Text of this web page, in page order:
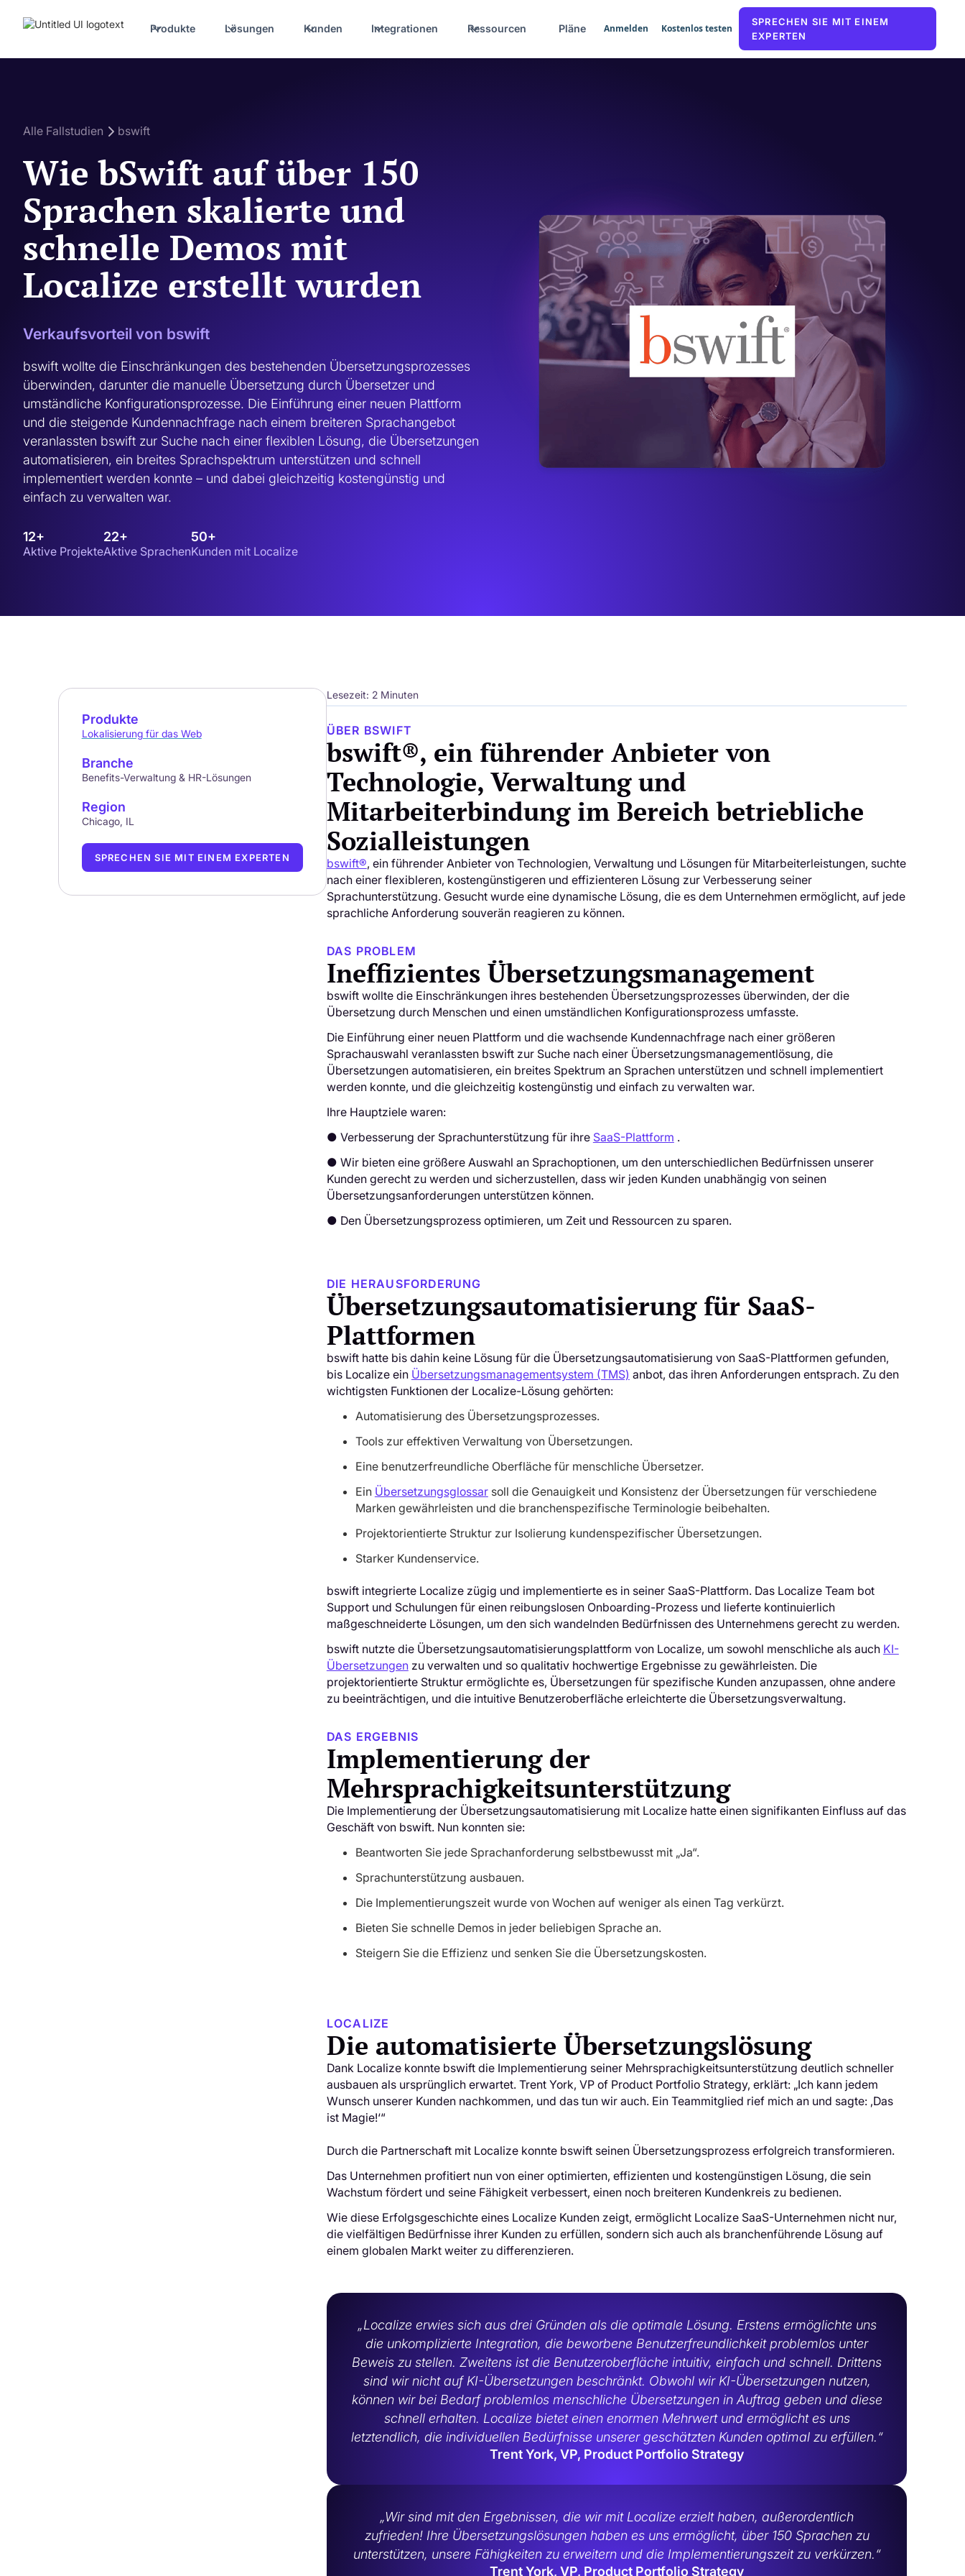
Produkte Lösungen Kunden Integrationen Ressourcen Pläne Anmelden Kostenlos testen
SPRECHEN SIE MIT EINEM
EXPERTEN
Alle Fallstudien bswift
Wie bSwift auf über 150
Sprachen skalierte und
schnelle Demos mit
Localize erstellt wurden
Verkaufsvorteil von bswift
bswift wollte die Einschränkungen des bestehenden Übersetzungsprozesses
überwinden, darunter die manuelle Übersetzung durch Übersetzer und
umständliche Konfigurationsprozesse. Die Einführung einer neuen Plattform
und die steigende Kundennachfrage nach einem breiteren Sprachangebot
veranlassten bswift zur Suche nach einer flexiblen Lösung, die Übersetzungen
automatisieren, ein breites Sprachspektrum unterstützen und schnell
implementiert werden konnte – und dabei gleichzeitig kostengünstig und
einfach zu verwalten war.
12+
Aktive Projekte
22+
Aktive Sprachen
50+
Kunden mit Localize
Produkte
Lokalisierung für das Web
Branche
Benefits-Verwaltung & HR-Lösungen
Region
Chicago, IL
SPRECHEN SIE MIT EINEM EXPERTEN
Lesezeit: 2 Minuten
ÜBER BSWIFT
bswift®, ein führender Anbieter von
Technologie, Verwaltung und
Mitarbeiterbindung im Bereich betriebliche
Sozialleistungen
bswift®, ein führender Anbieter von Technologien, Verwaltung und Lösungen für Mitarbeiterleistungen, suchte
nach einer flexibleren, kostengünstigeren und effizienteren Lösung zur Verbesserung seiner
Sprachunterstützung. Gesucht wurde eine dynamische Lösung, die es dem Unternehmen ermöglicht, auf jede
sprachliche Anforderung souverän reagieren zu können.
DAS PROBLEM
Ineffizientes Übersetzungsmanagement
bswift wollte die Einschränkungen ihres bestehenden Übersetzungsprozesses überwinden, der die
Übersetzung durch Menschen und einen umständlichen Konfigurationsprozess umfasste.
Die Einführung einer neuen Plattform und die wachsende Kundennachfrage nach einer größeren
Sprachauswahl veranlassten bswift zur Suche nach einer Übersetzungsmanagementlösung, die
Übersetzungen automatisieren, ein breites Spektrum an Sprachen unterstützen und schnell implementiert
werden konnte, und die gleichzeitig kostengünstig und einfach zu verwalten war.
Ihre Hauptziele waren:
● Verbesserung der Sprachunterstützung für ihre SaaS-Plattform .
● Wir bieten eine größere Auswahl an Sprachoptionen, um den unterschiedlichen Bedürfnissen unserer
Kunden gerecht zu werden und sicherzustellen, dass wir jeden Kunden unabhängig von seinen
Übersetzungsanforderungen unterstützen können.
● Den Übersetzungsprozess optimieren, um Zeit und Ressourcen zu sparen.
DIE HERAUSFORDERUNG
Übersetzungsautomatisierung für SaaS-
Plattformen
bswift hatte bis dahin keine Lösung für die Übersetzungsautomatisierung von SaaS-Plattformen gefunden,
bis Localize ein Übersetzungsmanagementsystem (TMS) anbot, das ihren Anforderungen entsprach. Zu den
wichtigsten Funktionen der Localize-Lösung gehörten:
Automatisierung des Übersetzungsprozesses.
Tools zur effektiven Verwaltung von Übersetzungen.
Eine benutzerfreundliche Oberfläche für menschliche Übersetzer.
Ein Übersetzungsglossarsoll die Genauigkeit und Konsistenz der Übersetzungen für verschiedene
Marken gewährleisten und die branchenspezifische Terminologie beibehalten.
Projektorientierte Struktur zur Isolierung kundenspezifischer Übersetzungen.
Starker Kundenservice.
bswift integrierte Localize zügig und implementierte es in seiner SaaS-Plattform. Das Localize Team bot
Support und Schulungen für einen reibungslosen Onboarding-Prozess und lieferte kontinuierlich
maßgeschneiderte Lösungen, um den sich wandelnden Bedürfnissen des Unternehmens gerecht zu werden.
bswift nutzte die Übersetzungsautomatisierungsplattform von Localize, um sowohl menschliche als auch KI-
Übersetzungenzu verwalten und so qualitativ hochwertige Ergebnisse zu gewährleisten. Die
projektorientierte Struktur ermöglichte es, Übersetzungen für spezifische Kunden anzupassen, ohne andere
zu beeinträchtigen, und die intuitive Benutzeroberfläche erleichterte die Übersetzungsverwaltung.
DAS ERGEBNIS
Implementierung der
Mehrsprachigkeitsunterstützung
Die Implementierung der Übersetzungsautomatisierung mit Localize hatte einen signifikanten Einfluss auf das
Geschäft von bswift. Nun konnten sie:
Beantworten Sie jede Sprachanforderung selbstbewusst mit „Ja“.
Sprachunterstützung ausbauen.
Die Implementierungszeit wurde von Wochen auf weniger als einen Tag verkürzt.
Bieten Sie schnelle Demos in jeder beliebigen Sprache an.
Steigern Sie die Effizienz und senken Sie die Übersetzungskosten.
LOCALIZE
Die automatisierte Übersetzungslösung
Dank Localize konnte bswift die Implementierung seiner Mehrsprachigkeitsunterstützung deutlich schneller
ausbauen als ursprünglich erwartet. Trent York, VP of Product Portfolio Strategy, erklärt: „Ich kann jedem
Wunsch unserer Kunden nachkommen, und das tun wir auch. Ein Teammitglied rief mich an und sagte: ‚Das
ist Magie!‘“
Durch die Partnerschaft mit Localize konnte bswift seinen Übersetzungsprozess erfolgreich transformieren.
Das Unternehmen profitiert nun von einer optimierten, effizienten und kostengünstigen Lösung, die sein
Wachstum fördert und seine Fähigkeit verbessert, einen noch breiteren Kundenkreis zu bedienen.
Wie diese Erfolgsgeschichte eines Localize Kunden zeigt, ermöglicht Localize SaaS-Unternehmen nicht nur,
die vielfältigen Bedürfnisse ihrer Kunden zu erfüllen, sondern sich auch als branchenführende Lösung auf
einem globalen Markt weiter zu differenzieren.
„Localize erwies sich aus drei Gründen als die optimale Lösung. Erstens ermöglichte uns
die unkomplizierte Integration, die beworbene Benutzerfreundlichkeit problemlos unter
Beweis zu stellen. Zweitens ist die Benutzeroberfläche intuitiv, einfach und schnell. Drittens
sind wir nicht auf KI-Übersetzungen beschränkt. Obwohl wir KI-Übersetzungen nutzen,
können wir bei Bedarf problemlos menschliche Übersetzungen in Auftrag geben und diese
schnell erhalten. Localize bietet einen enormen Mehrwert und ermöglicht es uns
letztendlich, die individuellen Bedürfnisse unserer geschätzten Kunden optimal zu erfüllen.“
Trent York, VP, Product Portfolio Strategy
„Wir sind mit den Ergebnissen, die wir mit Localize erzielt haben, außerordentlich
zufrieden! Ihre Übersetzungslösungen haben es uns ermöglicht, über 150 Sprachen zu
unterstützen, unsere Fähigkeiten zu erweitern und die Implementierungszeit zu verkürzen.“
Trent York, VP, Product Portfolio Strategy